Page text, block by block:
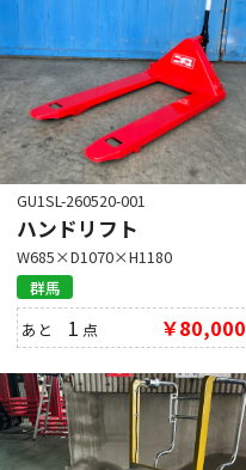
GU1SL-260520-001
ハンドリフト
W685×D1070×H1180
群馬
あと 1 点 ￥80,000